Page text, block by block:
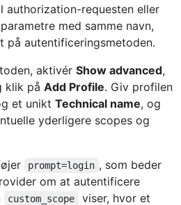
authorization-requesten eller
med samme navn,
på autentificeringsmetoden.
aktivér Show advanced,
klik på Add Profile. Giv profilen
et unikt Technical name, og
yderligere scopes og
prompt=login , som beder
om at autentificere
custom_scope viser, hvor et